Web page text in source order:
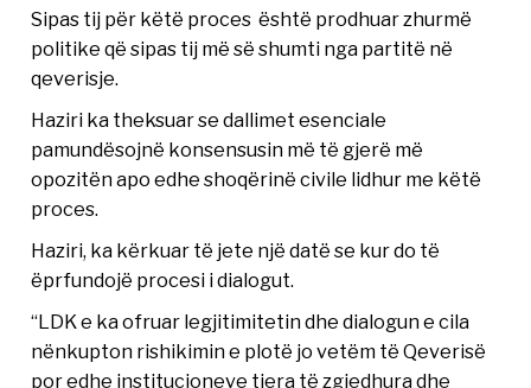
Sipas tij për këtë proces është prodhuar zhurmë
politike që sipas tij më së shumti nga partitë në
qeverisje.
Haziri ka theksuar se dallimet esenciale
pamundësojnë konsensusin më të gjerë më
opozitën apo edhe shoqërinë civile lidhur me këtë
proces.
Haziri, ka kërkuar të jete një datë se kur do të
ëprfundojë procesi i dialogut.
“LDK e ka ofruar legjitimitetin dhe dialogun e cila
nënkupton rishikimin e plotë jo vetëm të Qeverisë
por edhe institucioneve tjera të zgjedhura dhe